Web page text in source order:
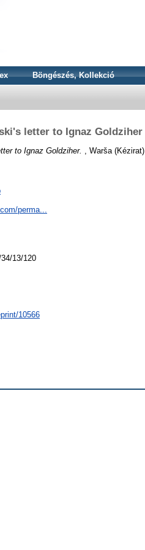
Böngészés, Kollekció
letter to Ignaz Goldziher
to Ignaz Goldziher. , Warša (Kézirat)
perma...
13/120
10566